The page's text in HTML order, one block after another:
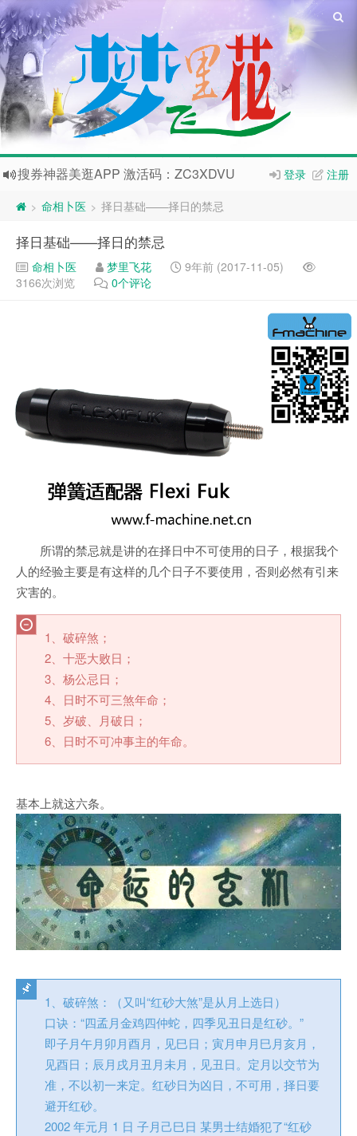
登录 注册
搜券神器美逛APP 激活码：ZC3XDVU
爱的店铺已经开张了哦，传送门：爱的店铺
> 命相卜医 > 择日基础——择日的禁忌
择日基础——择日的禁忌
命相卜医 梦里飞花
9年前 (2017-11-05)
3166次浏览
0个评论
所谓的禁忌就是讲的在择日中不可使用的日子，根据我个
人的经验主要是有这样的几个日子不要使用，否则必然有引来
灾害的。
1、破碎煞；
2、十恶大败日；
3、杨公忌日；
4、日时不可三煞年命；
5、岁破、月破日；
6、日时不可冲事主的年命。
基本上就这六条。
1、破碎煞：（又叫“红砂大煞”是从月上选日）
口诀：“四孟月金鸡四仲蛇，四季见丑日是红砂。”
即子月午月卯月酉月，见巳日；寅月申月巳月亥月，
见酉日；辰月戌月丑月未月，见丑日。定月以交节为
准，不以初一来定。红砂日为凶日，不可用，择日要
避开红砂。
2002 年元月 1 日 子月己巳日 某男士结婚犯了“红砂